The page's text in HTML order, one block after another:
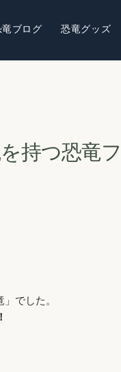
竜ブログ 恐竜グッズ
持つ恐竜フ
でした。